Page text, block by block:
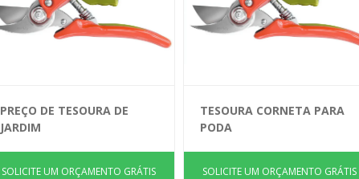
PREÇO DE TESOURA DE
JARDIM
SOLICITE UM ORÇAMENTO GRÁTIS
TESOURA CORNETA PARA
PODA
SOLICITE UM ORÇAMENTO GRÁTIS